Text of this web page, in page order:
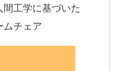
間工学に基づいた
ムチェア